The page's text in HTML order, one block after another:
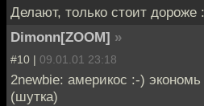
Делают, только стоит дороже
Dimonn[ZOOM] »
#10 | 09.01.01 23:18
2newbie: америкос :-)
(шутка)